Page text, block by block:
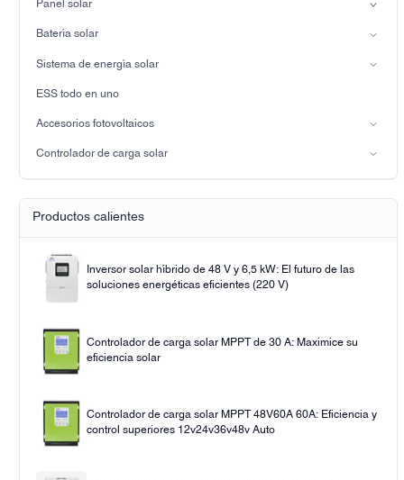
Inversor de fase dividida
Inversor solar híbrido (IP21)
Inversor solar híbrido (IP65)
Panel solar
Mononucleosis infecciosa
Batería solar
Batería de plomo-ácido
Batería LiFePO4
Sistema de energía solar
sistema de energía solar conectado a la red
Sistema de energía solar fuera de la red
ESS todo en uno
Accesorios fotovoltaicos
Luz solar
Solar pump
Controlador de carga solar
PWM
Controlador de carga solar MPPT
Productos calientes
Inversor solar híbrido de 48 V y 6,5 kW: El futuro de las
soluciones energéticas eficientes (220 V)
Controlador de carga solar MPPT de 30 A: Maximice su
eficiencia solar
Controlador de carga solar MPPT 48V60A 60A: Eficiencia y
control superiores 12v24v36v48v Auto